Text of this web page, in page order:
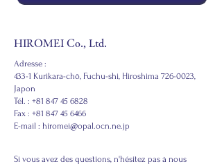
HIROMEI Co., Ltd.
Adresse :
433-1 Kurikara-chō, Fuchu-shi, Hiroshima 726-0023,
Japon
Tél. : +81 847 45 6828
Fax : +81 847 45 6466
E-mail : hiromei@opal.ocn.ne.jp
Si vous avez des questions, n'hésitez pas à nous